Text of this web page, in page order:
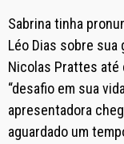
Sabrina tinha
Léo Dias sobre sua
Nicolas Prattes até
“desafio em sua
apresentadora
aguardado um